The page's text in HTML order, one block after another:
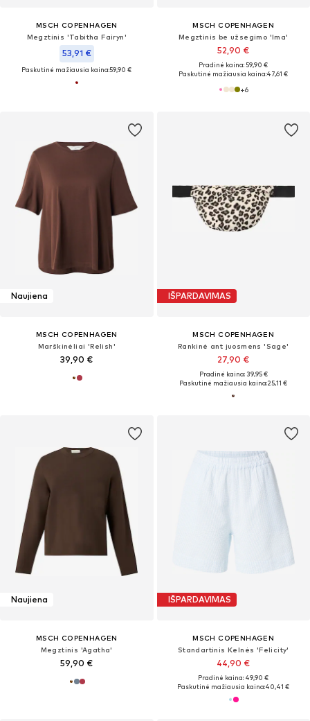
MSCH COPENHAGEN
Megztinis 'Tabitha Fairyn'
53,91 €
Paskutinė mažiausia kaina:59,90 €
MSCH COPENHAGEN
Megztinis be užsegimo 'Ima'
52,90 €
Pradinė kaina: 59,90 €
Paskutinė mažiausia kaina:47,61 €
+6
Naujiena
MSCH COPENHAGEN
Marškinėliai 'Relish'
39,90 €
IŠPARDAVIMAS
MSCH COPENHAGEN
Rankinė ant juosmens 'Sage'
27,90 €
Pradinė kaina: 39,95 €
Paskutinė mažiausia kaina:25,11 €
Naujiena
MSCH COPENHAGEN
Megztinis 'Agatha'
59,90 €
IŠPARDAVIMAS
MSCH COPENHAGEN
Standartinis Kelnės 'Felicity'
44,90 €
Pradinė kaina: 49,90 €
Paskutinė mažiausia kaina:40,41 €